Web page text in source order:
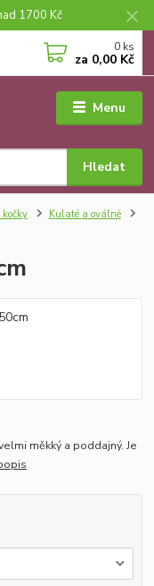
1700 Kč
Menu
Hledat
0 ks
za 0,00 Kč
kočky
Kulaté a oválné
měkký a poddajný. Je